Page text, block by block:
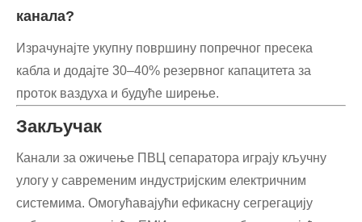
канала?
Израчунајте укупну површину попречног пресека
кабла и додајте 30–40% резервног капацитета за
проток ваздуха и будуће ширење.
Закључак
Канали за ожичење ПВЦ сепаратора играју кључну
улогу у савременим индустријским електричним
системима. Омогућавајући ефикасну сегрегацију